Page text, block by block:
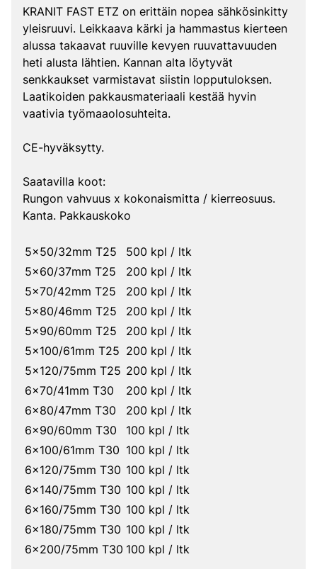
KRANIT FAST ETZ on erittäin nopea sähkösinkitty
yleisruuvi. Leikkaava kärki ja hammastus kierteen
alussa takaavat ruuville kevyen ruuvattavuuden
heti alusta lähtien. Kannan alta löytyvät
senkkaukset varmistavat siistin lopputuloksen.
Laatikoiden pakkausmateriaali kestää hyvin
vaativia työmaaolosuhteita.
CE-hyväksytty.
Saatavilla koot:
Rungon vahvuus x kokonaismitta / kierreosuus.
Kanta. Pakkauskoko
5x50/32mm T25
500 kpl / ltk
5x60/37mm T25
200 kpl / ltk
5x70/42mm T25
200 kpl / ltk
5x80/46mm T25
200 kpl / ltk
5x90/60mm T25
200 kpl / ltk
5x100/61mm T25 200 kpl / ltk
5x120/75mm T25 200 kpl / ltk
6x70/41mm T30
200 kpl / ltk
6x80/47mm T30
200 kpl / ltk
6x90/60mm T30
100 kpl / ltk
6x100/61mm T30 100 kpl / ltk
6x120/75mm T30 100 kpl / ltk
6x140/75mm T30 100 kpl / ltk
6x160/75mm T30 100 kpl / ltk
6x180/75mm T30 100 kpl / ltk
6x200/75mm T30 100 kpl / ltk